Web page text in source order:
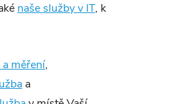
naše služby v IT, k
měření,
a